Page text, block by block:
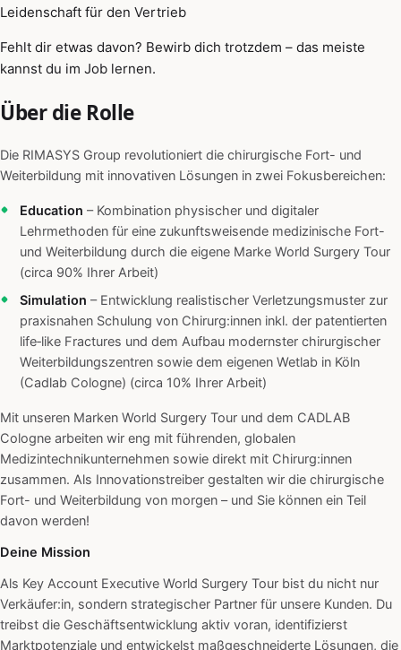
Leidenschaft für den Vertrieb
Fehlt dir etwas davon? Bewirb dich trotzdem – das meiste
kannst du im Job lernen.
Über die Rolle
Die RIMASYS Group revolutioniert die chirurgische Fort- und
Weiterbildung mit innovativen Lösungen in zwei Fokusbereichen:
Education – Kombination physischer und digitaler
Lehrmethoden für eine zukunftsweisende medizinische Fort-
und Weiterbildung durch die eigene Marke World Surgery Tour
(circa 90% Ihrer Arbeit)
Simulation – Entwicklung realistischer Verletzungsmuster zur
praxisnahen Schulung von Chirurg:innen inkl. der patentierten
life‑like Fractures und dem Aufbau modernster chirurgischer
Weiterbildungszentren sowie dem eigenen Wetlab in Köln
(Cadlab Cologne) (circa 10% Ihrer Arbeit)
Mit unseren Marken World Surgery Tour und dem CADLAB
Cologne arbeiten wir eng mit führenden, globalen
Medizintechnikunternehmen sowie direkt mit Chirurg:innen
zusammen. Als Innovationstreiber gestalten wir die chirurgische
Fort- und Weiterbildung von morgen – und Sie können ein Teil
davon werden!
Deine Mission
Als Key Account Executive World Surgery Tour bist du nicht nur
Verkäufer:in, sondern strategischer Partner für unsere Kunden. Du
treibst die Geschäftsentwicklung aktiv voran, identifizierst
Marktpotenziale und entwickelst maßgeschneiderte Lösungen, die